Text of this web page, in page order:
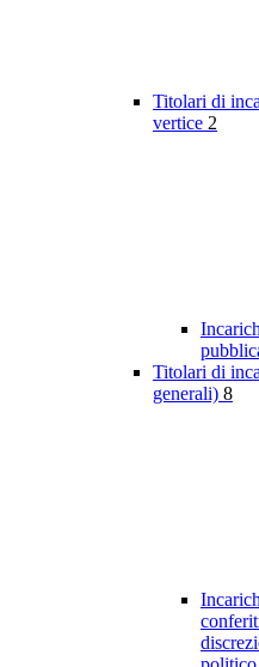
Titolari di
vertice 2
Titolari di
generali) 8